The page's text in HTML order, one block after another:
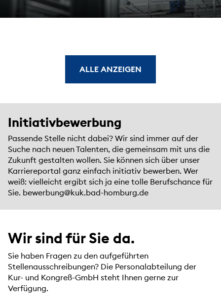
ALLE ANZEIGEN
Initiativbewerbung
Passende Stelle nicht dabei? Wir sind immer auf der
Suche nach neuen Talenten, die gemeinsam mit uns die
Zukunft gestalten wollen. Sie können sich über unser
Karriereportal ganz einfach initiativ bewerben. Wer
weiß: vielleicht ergibt sich ja eine tolle Berufschance für
Sie. bewerbung@kuk.bad-homburg.de
Wir sind für Sie da.
Sie haben Fragen zu den aufgeführten
Stellenausschreibungen? Die Personalabteilung der
Kur- und Kongreß-GmbH steht Ihnen gerne zur
Verfügung.